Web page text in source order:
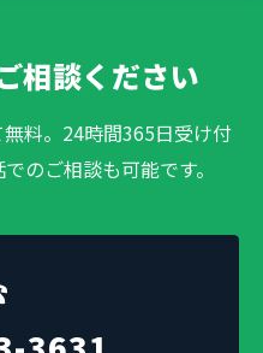
相談ください
料。24時間365日受け付
のご相談も可能です。